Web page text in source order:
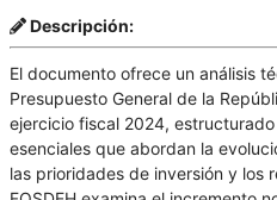
Descripción:
El documento ofrece un análisis
Presupuesto General de la
ejercicio fiscal 2024,
esenciales que abordan la
las prioridades de inversión y los